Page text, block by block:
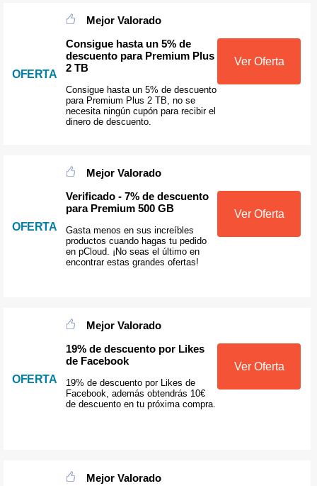
OFERTA
Mejor Valorado
Consigue hasta un 5% de
descuento para Premium Plus
2 TB
Consigue hasta un 5% de descuento
para Premium Plus 2 TB, no se
necesita ningún cupón para recibir el
dinero de descuento.
Ver Oferta
OFERTA
Mejor Valorado
Verificado - 7% de descuento
para Premium 500 GB
Gasta menos en sus increíbles
productos cuando hagas tu pedido
en pCloud. ¡No seas el último en
encontrar estas grandes ofertas!
Ver Oferta
OFERTA
Mejor Valorado
19% de descuento por Likes
de Facebook
19% de descuento por Likes de
Facebook, además obtendrás 10€
de descuento en tu próxima compra.
Ver Oferta
Mejor Valorado